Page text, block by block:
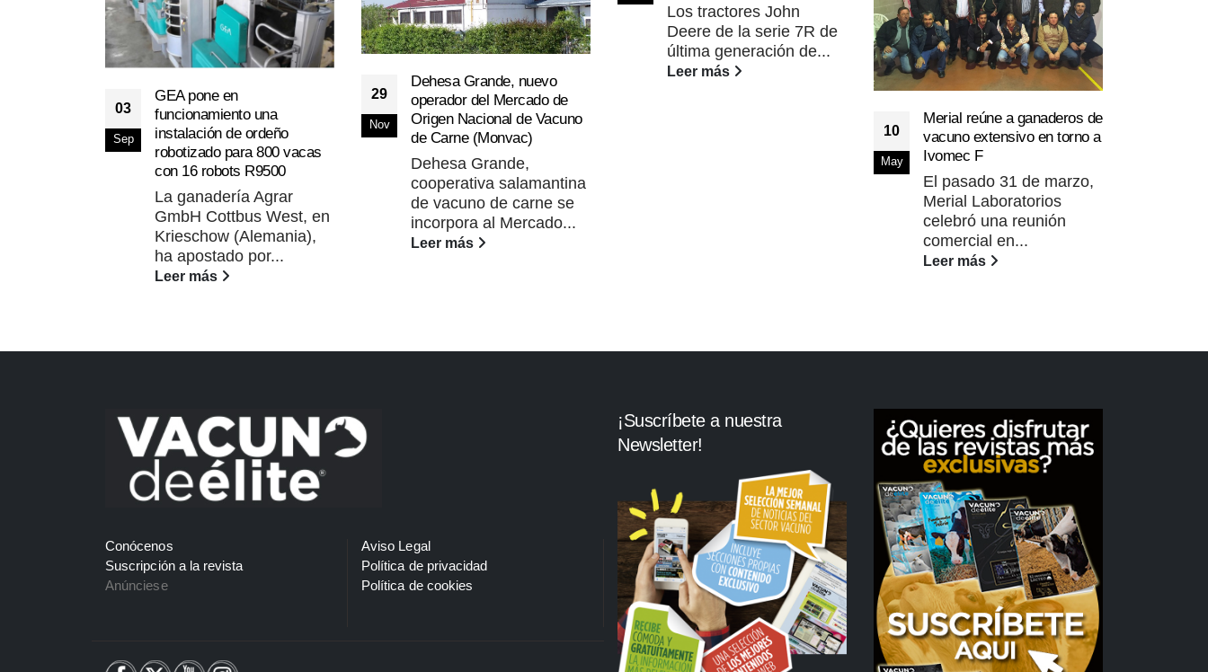
03
Sep
GEA pone en
funcionamiento una
instalación de ordeño
robotizado para 800 vacas
con 16 robots R9500
La ganadería Agrar
GmbH Cottbus West, en
Krieschow (Alemania),
ha apostado por...
Leer más
29
Nov
Dehesa Grande, nuevo
operador del Mercado de
Origen Nacional de Vacuno
de Carne (Monvac)
Dehesa Grande,
cooperativa salamantina
de vacuno de carne se
incorpora al Mercado...
Leer más
Los tractores John
Deere de la serie 7R de
última generación de...
Leer más
10
May
Merial reúne a ganaderos de
vacuno extensivo en torno a
Ivomec F
El pasado 31 de marzo,
Merial Laboratorios
celebró una reunión
comercial en...
Leer más
Conócenos
Suscripción a la revista
Anúnciese
Aviso Legal
Política de privacidad
Política de cookies
¡Suscríbete a nuestra
Newsletter!